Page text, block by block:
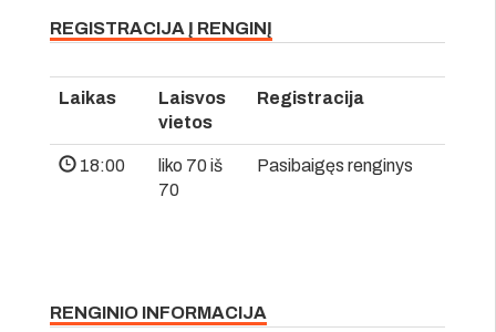
REGISTRACIJA Į RENGINĮ
Laikas
Laisvos
vietos
Registracija
18:00
liko 70 iš
70
Pasibaigęs renginys
RENGINIO INFORMACIJA